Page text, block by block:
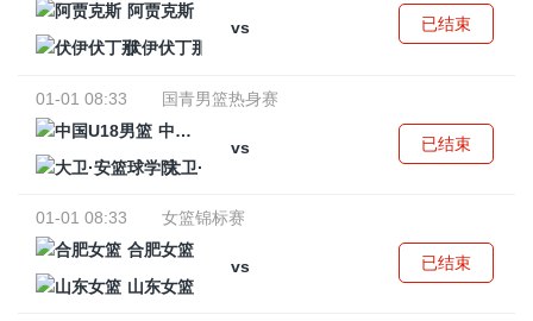
阿贾克斯
vs
伏伊伏丁那
已结束
01-01 08:33
国青男篮热身赛
中国U18男篮
vs
大卫·安篮球学院
已结束
01-01 08:33
女篮锦标赛
合肥女篮
vs
山东女篮
已结束